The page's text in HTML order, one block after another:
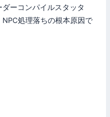
ーコンパイルスタッタ
処理落ちの根本原因で